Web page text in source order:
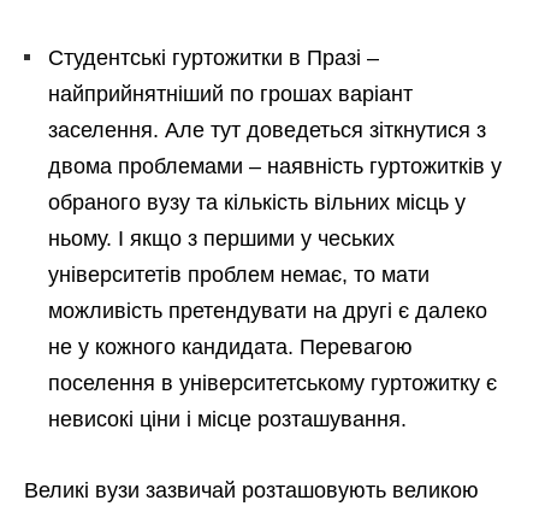
Студентські гуртожитки в Празі –
найприйнятніший по грошах варіант
заселення. Але тут доведеться зіткнутися з
двома проблемами – наявність гуртожитків у
обраного вузу та кількість вільних місць у
ньому. І якщо з першими у чеських
університетів проблем немає, то мати
можливість претендувати на другі є далеко
не у кожного кандидата. Перевагою
поселення в університетському гуртожитку є
невисокі ціни і місце розташування.
Великі вузи зазвичай розташовують великою